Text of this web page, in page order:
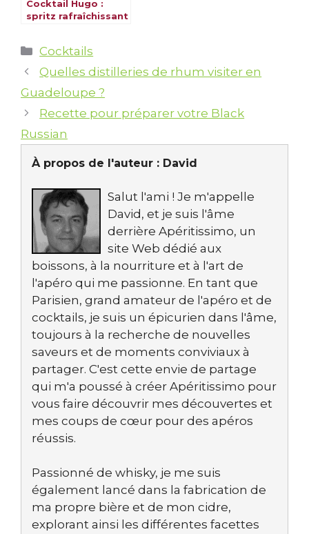
Cocktail Hugo :
spritz rafraîchissant
Catégories
Cocktails
Quelles distilleries de rhum visiter en
Guadeloupe ?
Recette pour préparer votre Black
Russian
À propos de l'auteur : David
Salut l'ami ! Je m'appelle
David, et je suis l'âme
derrière Apéritissimo, un
site Web dédié aux
boissons, à la nourriture et à l'art de
l'apéro qui me passionne. En tant que
Parisien, grand amateur de l'apéro et de
cocktails, je suis un épicurien dans l'âme,
toujours à la recherche de nouvelles
saveurs et de moments conviviaux à
partager. C'est cette envie de partage
qui m'a poussé à créer Apéritissimo pour
vous faire découvrir mes découvertes et
mes coups de cœur pour des apéros
réussis.
Passionné de whisky, je me suis
également lancé dans la fabrication de
ma propre bière et de mon cidre,
explorant ainsi les différentes facettes